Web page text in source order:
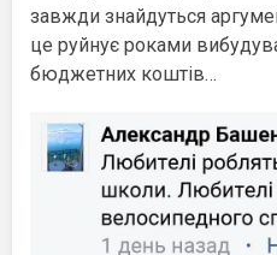
завжди знайдуться
це руйнує роками
бюджетних коштів…